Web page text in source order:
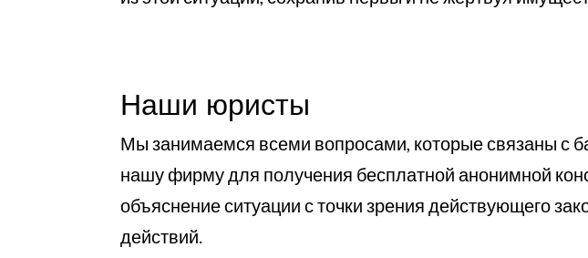
Наши юристы
Мы занимаемся всеми вопросами, которые связаны с
нашу фирму для получения бесплатной анонимной
объяснение ситуации с точки зрения действующего
действий.